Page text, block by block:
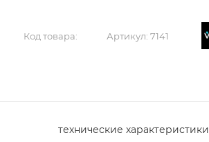
Код товара: Артикул: 7141
технические характеристики